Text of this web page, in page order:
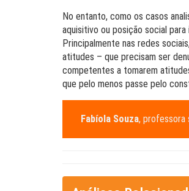
No entanto, como os casos
aquisitivo ou posição social
Principalmente nas redes
atitudes – que precisam ser
competentes a tomarem
que pelo menos passe pelo
Fabíola Souza, professora